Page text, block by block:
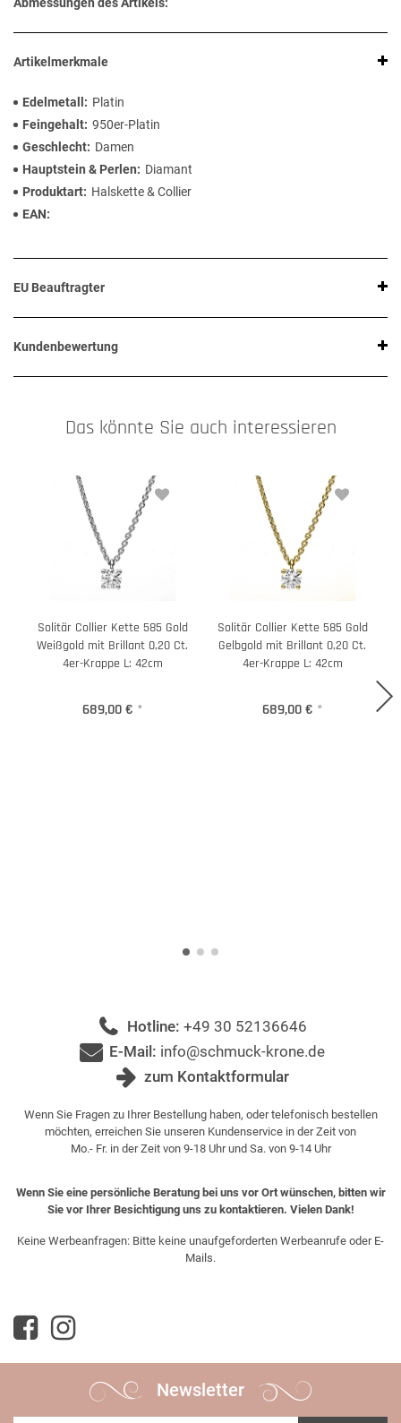
Abmessungen des Artikels:
Artikelmerkmale
Edelmetall
Platin
Feingehalt 950er-Platin
Geschlecht
Damen
Hauptstein & Perlen
Diamant
Produktart
Halskette & Collier
EAN
EU Beauftragter
Kundenbewertung
Das könnte Sie auch interessieren
Solitär Collier Kette 585 Gold
Weißgold mit Brillant 0,20 Ct.
4er-Krappe L: 42cm
689,00 € *
Solitär Collier Kette 585 Gold
Gelbgold mit Brillant 0,20 Ct.
4er-Krappe L: 42cm
689,00 € *
Hotline: +49 30 52136646
E-Mail: info@schmuck-krone.de
zum Kontaktformular
Wenn Sie Fragen zu Ihrer Bestellung haben, oder telefonisch bestellen
möchten, erreichen Sie unseren Kundenservice in der Zeit von
Mo.- Fr. in der Zeit von 9-18 Uhr und Sa. von 9-14 Uhr
Wenn Sie eine persönliche Beratung bei uns vor Ort wünschen, bitten wir
Sie vor Ihrer Besichtigung uns zu kontaktieren. Vielen Dank!
Keine Werbeanfragen: Bitte keine unaufgeforderten Werbeanrufe oder E-
Mails.
Newsletter